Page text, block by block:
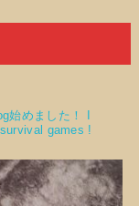
始めました！
games !